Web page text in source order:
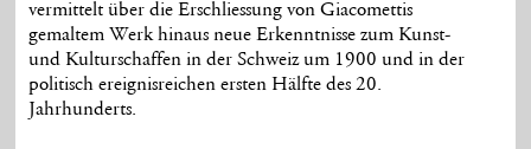
vermittelt über die Erschliessung von Giacomettis
gemaltem Werk hinaus neue Erkenntnisse zum Kunst-
und Kulturschaffen in der Schweiz um 1900 und in der
politisch ereignisreichen ersten Hälfte des 20.
Jahrhunderts.